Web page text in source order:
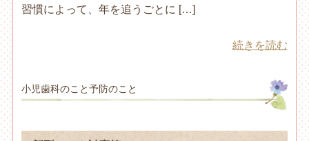
習慣によって、年を追うごとに […]
続きを読む
小児歯科のこと予防のこと